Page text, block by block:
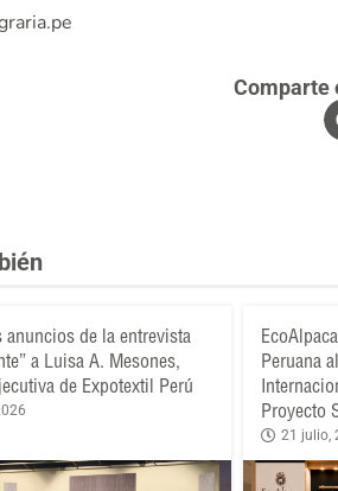
Comparte
anuncios de la entrevista
a Luisa A. Mesones,
de Expotextil Perú
Peruana
Proyecto
21 julio,